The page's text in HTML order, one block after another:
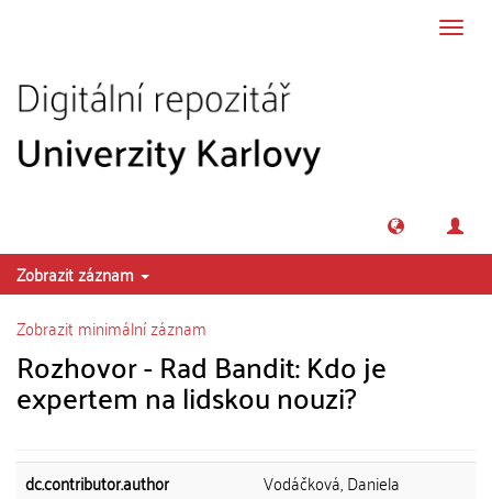
Zobrazit záznam
Zobrazit minimální záznam
Rozhovor - Rad Bandit: Kdo je
expertem na lidskou nouzi?
dc.contributor.author
Vodáčková, Daniela